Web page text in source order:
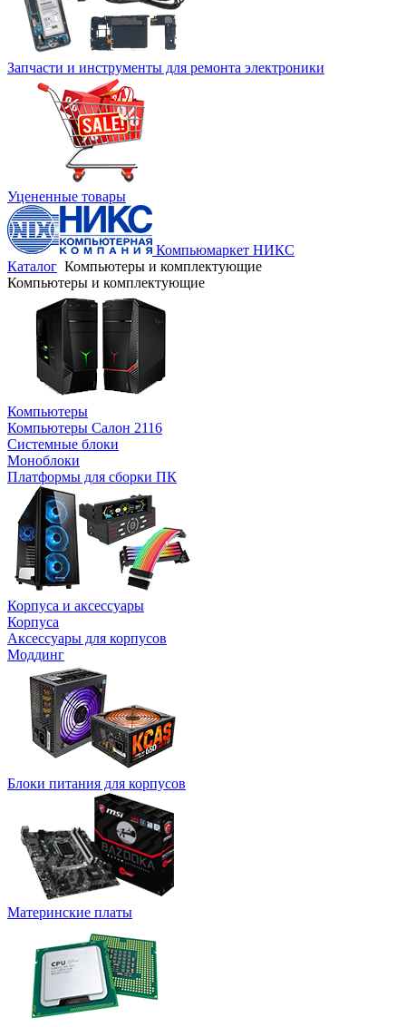
Запчасти и инструменты для ремонта электроники
Уцененные товары
Компьюмаркет НИКС
Каталог Компьютеры и комплектующие
Компьютеры и комплектующие
Компьютеры
Компьютеры Салон 2116
Системные блоки
Моноблоки
Платформы для сборки ПК
Корпуса и аксессуары
Корпуса
Аксессуары для корпусов
Моддинг
Блоки питания для корпусов
Материнские платы